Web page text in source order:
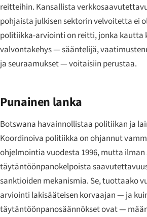
reitteihin. Kansallista
pohjaista julkisen sektorin velvoitetta ei
politiikka-arviointi on reitti, jonka kautta
valvontakehys — sääntelijä,
ja seuraamukset — voitaisiin perustaa.
Punainen lanka
Botswana havainnollistaa politiikan ja
Koordinoiva politiikka on ohjannut
ohjelmointia vuodesta 1996, mutta
täytäntöönpanokelpoista
sanktioiden mekanismia. Se, tuottaako
arviointi lakisääteisen korvaajan — ja
täytäntöönpanosäännökset ovat —